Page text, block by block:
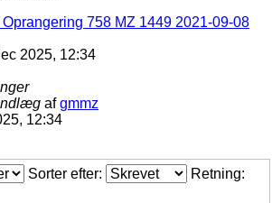
758 MZ 1449 2021-09-08
2025, 12:34
afgmmz
12:34
Sorter efter: Retning: